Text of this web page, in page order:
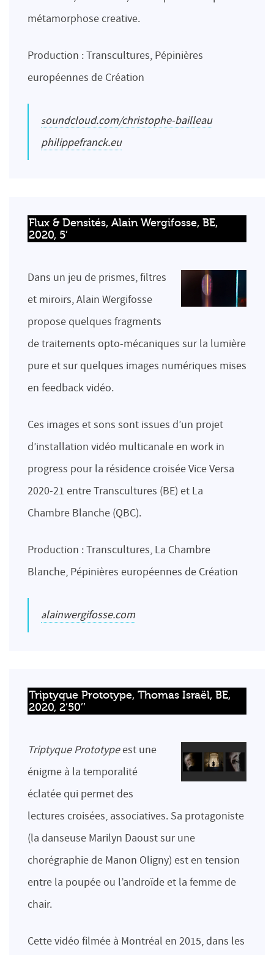
métamorphose creative.
Production : Transcultures, Pépinières
européennes de Création
soundcloud.com/christophe-bailleau
philippefranck.eu
Flux & Densités, Alain Wergifosse, BE,
2020, 5’
Dans un jeu de prismes, filtres
et miroirs, Alain Wergifosse
propose quelques fragments
de traitements opto-mécaniques sur la lumière
pure et sur quelques images numériques mises
en feedback vidéo.
Ces images et sons sont issues d’un projet
d’installation vidéo multicanale en work in
progress pour la résidence croisée Vice Versa
2020-21 entre Transcultures (BE) et La
Chambre Blanche (QBC).
Production : Transcultures, La Chambre
Blanche, Pépinières européennes de Création
alainwergifosse.com
Triptyque Prototype, Thomas Israël, BE,
2020, 2’50’’
Triptyque Prototypeest une
énigme à la temporalité
éclatée qui permet des
lectures croisées, associatives. Sa protagoniste
(la danseuse Marilyn Daoust sur une
chorégraphie de Manon Oligny) est en tension
entre la poupée ou l’androïde et la femme de
chair.
Cette vidéo filmée à Montréal en 2015, dans les